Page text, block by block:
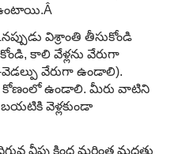
ఉంటాయి.Â
విశ్రాంతి తీసుకోండి
కాలి వేళ్లను వేరుగా
వేరుగా ఉండాలి).
కోణంలో ఉండాలి. మీరు వాటిని
వెళ్లకుండా
వీపు కింద మరింత మద్దతు